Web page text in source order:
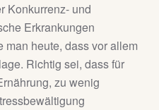
Konkurrenz- und
Erkrankungen
heute, dass vor allem
Richtig sei, dass für
zu wenig